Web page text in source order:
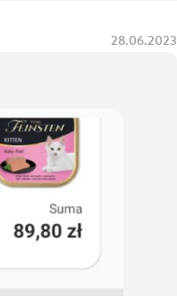
28.06.2023